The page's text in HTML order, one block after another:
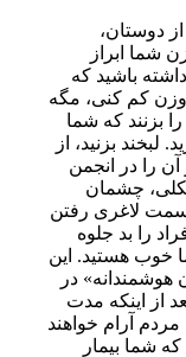
ابراز
باشید که
کنی، مگه
که شما
بزنید، از
انجمن
چشمان
رفتن
بد جلوه
هستید. این
در
مدت
آرام خواهند
بیمار